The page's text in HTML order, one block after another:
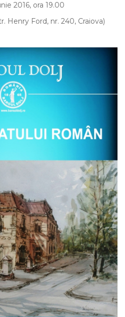
2016, ora 19.00
Henry Ford, nr. 240, Craiova)